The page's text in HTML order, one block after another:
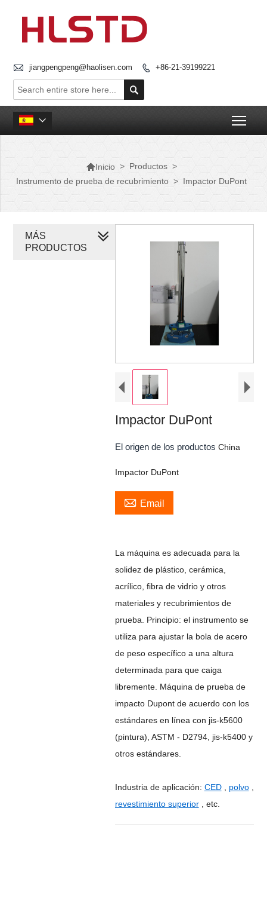
 jiangpengpeng@haolisen.com  +86-21-39199221


Inicio > Productos >
Instrumento de prueba de recubrimiento > Impactor DuPont
Impactor DuPont
El origen de los productos China
Impactor DuPont
 Email
La máquina es adecuada para la
solidez de plástico, cerámica,
acrílico, fibra de vidrio y otros
materiales y recubrimientos de
prueba. Principio: el instrumento se
utiliza para ajustar la bola de acero
de peso específico a una altura
determinada para que caiga
libremente. Máquina de prueba de
impacto Dupont de acuerdo con los
estándares en línea con jis-k5600
(pintura), ASTM - D2794, jis-k5400 y
otros estándares.
Industria de aplicación: CED, polvo,
revestimiento superior, etc.
MÁS
PRODUCTOS